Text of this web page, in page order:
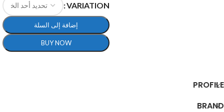
VARIATION
إضافة إلى السلة
BUY NOW
PROFILE
BRAND